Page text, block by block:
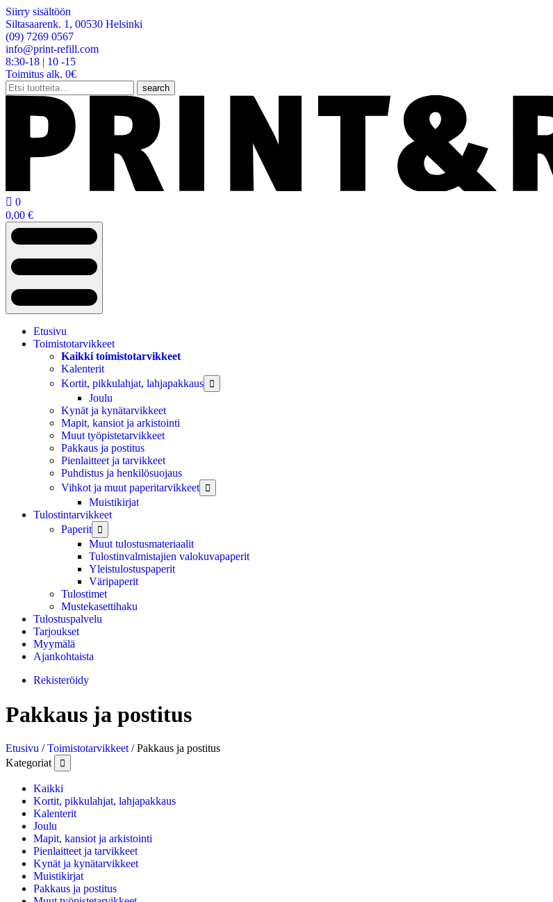
Siirry sisältöön
Siltasaarenk. 1, 00530 Helsinki
(09) 7269 0567
info@print-refill.com
8:30-18 | 10 -15
Toimitus alk. 0€
Etsi:
search
 0
0,00 €
Etusivu
Toimistotarvikkeet
Kaikki toimistotarvikkeet
Kalenterit
Kortit, pikkulahjat, lahjapakkaus

Joulu
Kynät ja kynätarvikkeet
Mapit, kansiot ja arkistointi
Muut työpistetarvikkeet
Pakkaus ja postitus
Pienlaitteet ja tarvikkeet
Puhdistus ja henkilösuojaus
Vihkot ja muut paperitarvikkeet

Muistikirjat
Tulostintarvikkeet
Paperit

Muut tulostusmateriaalit
Tulostinvalmistajien valokuvapaperit
Yleistulostuspaperit
Väripaperit
Tulostimet
Mustekasettihaku
Tulostuspalvelu
Tarjoukset
Myymälä
Ajankohtaista
Rekisteröidy
Pakkaus ja postitus
Etusivu /Toimistotarvikkeet / Pakkaus ja postitus
Kategoriat

Kaikki
Joulu
Kalenterit
Kortit, pikkulahjat, lahjapakkaus
Kynät ja kynätarvikkeet
Mapit, kansiot ja arkistointi
Muistikirjat
Pakkaus ja postitus
Pienlaitteet ja tarvikkeet